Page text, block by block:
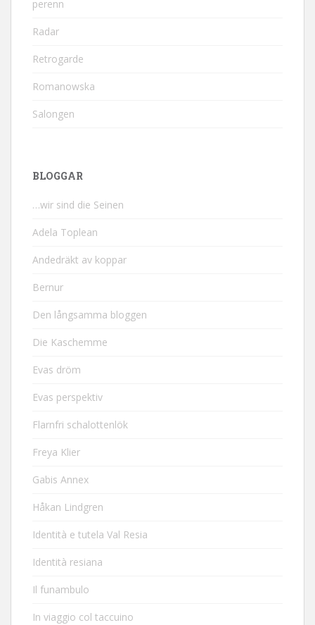
perenn
Radar
Retrogarde
Romanowska
Salongen
BLOGGAR
…wir sind die Seinen
Adela Toplean
Andedräkt av koppar
Bernur
Den långsamma bloggen
Die Kaschemme
Evas dröm
Evas perspektiv
Flarnfri schalottenlök
Freya Klier
Gabis Annex
Håkan Lindgren
Identità e tutela Val Resia
Identità resiana
Il funambulo
In viaggio col taccuino